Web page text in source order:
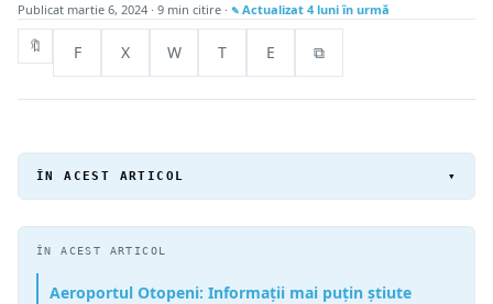
Publicat martie 6, 2024 · 9 min citire · Actualizat 4 luni în urmă
🔖 F X W T E ⧉
ÎN ACEST ARTICOL ▾
ÎN ACEST ARTICOL
Aeroportul Otopeni: Informații mai puțin știute